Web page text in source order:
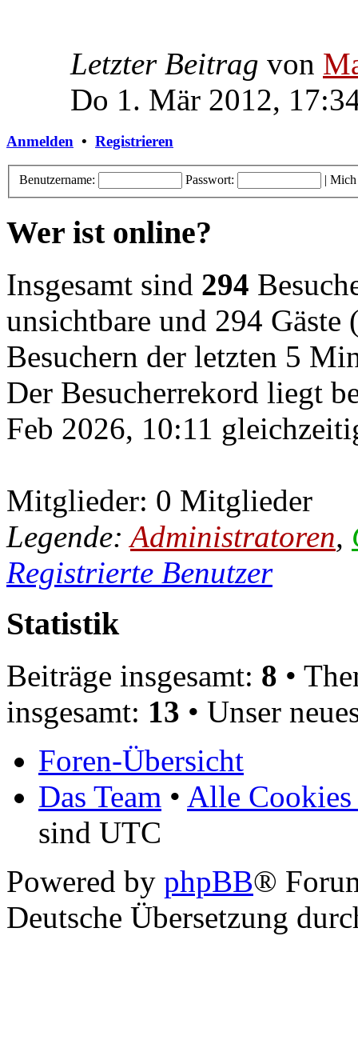
Letzter Beitrag von
Do 1. Mär 2012,
Anmelden • Registrieren
Benutzername: Passwort: | Mich
Wer ist online?
Insgesamt sind 294
unsichtbare und 294 Gäste
Besuchern der letzten 5
Der Besucherrekord liegt
Feb 2026, 10:11
Mitglieder: 0 Mitglieder
Legende: Administratoren,
Registrierte Benutzer
Statistik
Beiträge insgesamt: 8 •
insgesamt: 13 • Unser
Foren-Übersicht
Das Team • Alle Cookies
sind UTC
Powered by phpBB®
Deutsche Übersetzung